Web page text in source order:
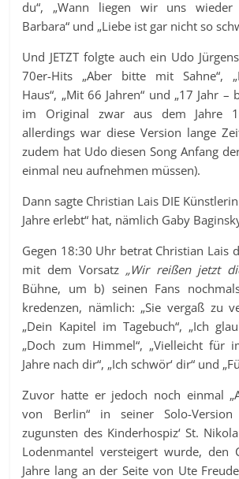
du“, „Wann liegen wir uns
Barbara“ und „Liebe ist gar nicht so
Und JETZT folgte auch ein Udo
70er-Hits „Aber bitte mit Sahne“,
Haus“, „Mit 66 Jahren“ und „17 Jahr –
im Original zwar aus dem Jahre
allerdings war diese Version lange
zudem hat Udo diesen Song Anfang
einmal neu aufnehmen müssen).
Dann sagte Christian Lais DIE
Jahre erlebt“ hat, nämlich Gaby
Gegen 18:30 Uhr betrat Christian Lais
mit dem Vorsatz „Wir reißen jetzt
Bühne, um b) seinen Fans
kredenzen, nämlich: „Sie vergaß zu
„Dein Kapitel im Tagebuch“, „Ich
„Doch zum Himmel“, „Vielleicht für
Jahre nach dir“, „Ich schwör‘ dir“ und
Zuvor hatte er jedoch noch einmal
von Berlin“ in seiner Solo-Version
zugunsten des Kinderhospiz‘ St.
Lodenmantel versteigert wurde, den
Jahre lang an der Seite von Ute